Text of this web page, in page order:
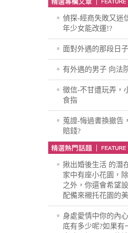
偵探-經商失敗又迷
年少女能改運!?
面對外遇的那段日
有外遇的男子 向法
徵信-不甘遭玩弄，
食指
蒐證-悔過書換撤告
賠錢?
揪出婚後生活 的潛
家中有座小花園，
之外，你還會希望
配備來襯托花園的
身處愛情中你的內
底有多少呢?如果有